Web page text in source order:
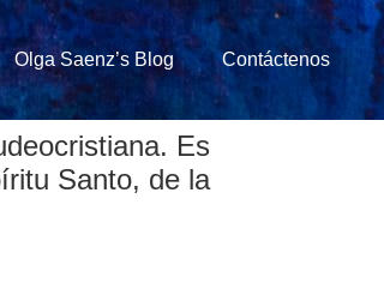
Olga Saenz’s Blog Contáctenos
Es
Santo, de la